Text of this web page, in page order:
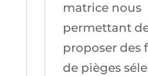
matrice nous
permettant
proposer des
de pièges